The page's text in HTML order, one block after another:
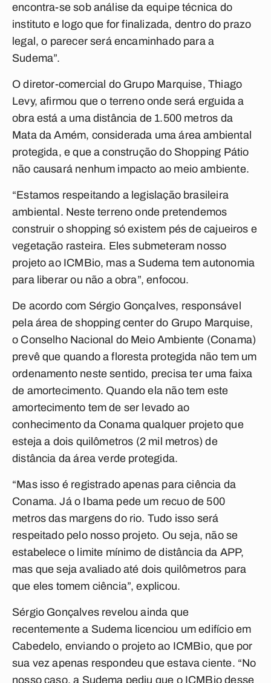
encontra-se sob análise da equipe técnica do
instituto e logo que for finalizada, dentro do prazo
legal, o parecer será encaminhado para a
Sudema”.
O diretor-comercial do Grupo Marquise, Thiago
Levy, afirmou que o terreno onde será erguida a
obra está a uma distância de 1.500 metros da
Mata da Amém, considerada uma área ambiental
protegida, e que a construção do Shopping Pátio
não causará nenhum impacto ao meio ambiente.
“Estamos respeitando a legislação brasileira
ambiental. Neste terreno onde pretendemos
construir o shopping só existem pés de cajueiros e
vegetação rasteira. Eles submeteram nosso
projeto ao ICMBio, mas a Sudema tem autonomia
para liberar ou não a obra”, enfocou.
De acordo com Sérgio Gonçalves, responsável
pela área de shopping center do Grupo Marquise,
o Conselho Nacional do Meio Ambiente (Conama)
prevê que quando a floresta protegida não tem um
ordenamento neste sentido, precisa ter uma faixa
de amortecimento. Quando ela não tem este
amortecimento tem de ser levado ao
conhecimento da Conama qualquer projeto que
esteja a dois quilômetros (2 mil metros) de
distância da área verde protegida.
“Mas isso é registrado apenas para ciência da
Conama. Já o Ibama pede um recuo de 500
metros das margens do rio. Tudo isso será
respeitado pelo nosso projeto. Ou seja, não se
estabelece o limite mínimo de distância da APP,
mas que seja avaliado até dois quilômetros para
que eles tomem ciência”, explicou.
Sérgio Gonçalves revelou ainda que
recentemente a Sudema licenciou um edifício em
Cabedelo, enviando o projeto ao ICMBio, que por
sua vez apenas respondeu que estava ciente. “No
nosso caso, a Sudema pediu que o ICMBio desse